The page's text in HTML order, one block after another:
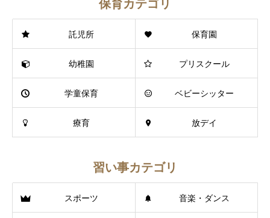
保育カテゴリ
託児所 保育園
幼稚園 プリスクール
学童保育 ベビーシッター
療育 放デイ
習い事カテゴリ
スポーツ 音楽・ダンス